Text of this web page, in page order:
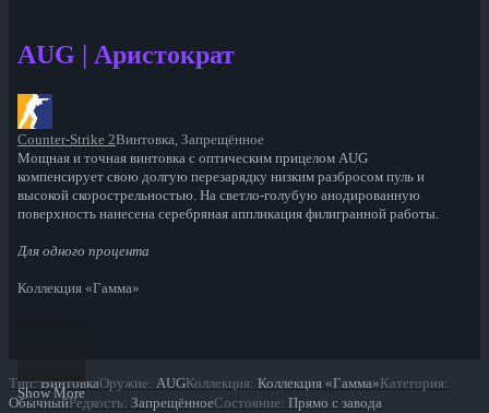
AUG | Аристократ
Counter-Strike 2Винтовка, Запрещённое
Мощная и точная винтовка с оптическим прицелом AUG
компенсирует свою долгую перезарядку низким разбросом пуль и
высокой скорострельностью. На светло-голубую анодированную
поверхность нанесена серебряная аппликация филигранной работы.
Для одного процента
Коллекция «Гамма»
Show More
Тип: ВинтовкаОружие: AUGКоллекция: Коллекция «Гамма»Категория:
ОбычныйРедкость: ЗапрещённоеСостояние: Прямо с завода